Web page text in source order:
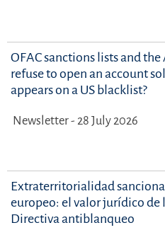
OFAC sanctions lists and
refuse to open an account
appears on a US blacklist?
Newsletter - 28 July 2026
Extraterritorialidad
europeo: el valor jurídico de
Directiva antiblanqueo